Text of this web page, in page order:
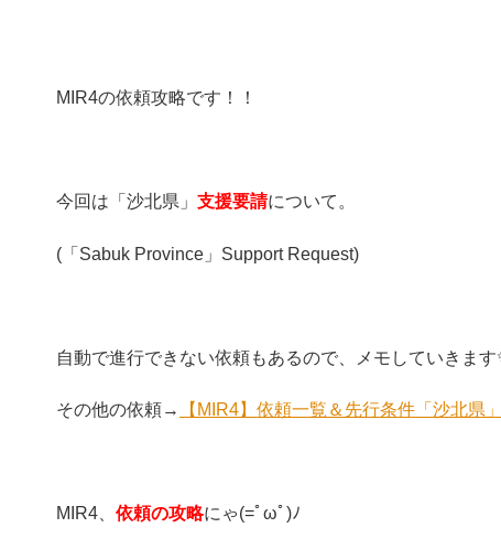
MIR4の依頼攻略です！！
今回は「沙北県」 支援要請について。
(「Sabuk Province」Support Request)
自動で進行できない依頼もあるので、メモしていきます
その他の依頼→ 【MIR4】依頼一覧＆先行条件「沙北県
MIR4、 依頼の攻略にゃ(=ﾟωﾟ)ﾉ